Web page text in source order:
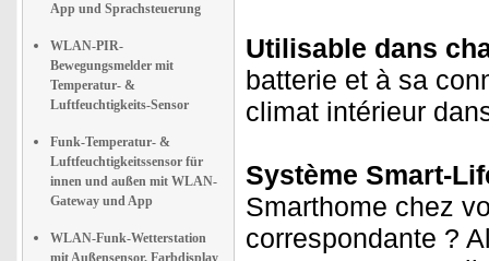
App und Sprachsteuerung
WLAN-PIR-
Bewegungsmelder mit
Temperatur- &
Luftfeuchtigkeits-Sensor
Funk-Temperatur- &
Luftfeuchtigkeitssensor für
innen und außen mit WLAN-
Gateway und App
WLAN-Funk-Wetterstation
mit Außensensor, Farbdisplay
Utilisable dans
batterie et à sa
climat intérieur
Système Smart-
Smarthome chez
correspondante ?